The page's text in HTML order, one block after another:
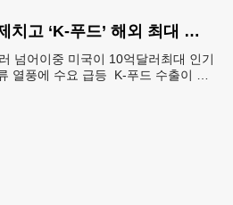
미국, 중국 제치고 ‘K-푸드’ 해외 최대 시장 부상
넘어이중 미국이 10억달러최대 인기
열풍에 수요 급등 K-푸드 수출이 라